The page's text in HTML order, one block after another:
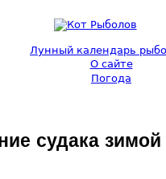
Кот
Лунный календарь
О сайте
Погода
судака зимой